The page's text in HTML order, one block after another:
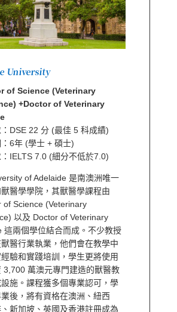
University
of Science (Veterinary
+Doctor of Veterinary
DSE 22 分 (最佳 5 科成績)
6年 (學士 + 碩士)
IELTS 7.0 (細分不低於7.0)
of Adelaide 是南澳洲唯一
醫學學院，其獸醫學課程由
of Science (Veterinary
以及 Doctor of Veterinary
這兩個學位結合而成。不少教授
獸醫行業執業，他們會在教學中
驗和實踐培訓，學生更將使用
3,700 萬澳元專門建造的獸醫教
施。課程獲多個專業認可，學
後，將有資格在澳洲、紐西
新加坡、英國及香港註冊成為